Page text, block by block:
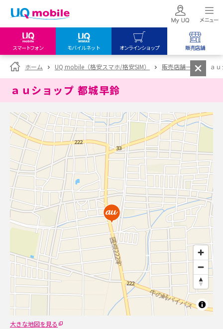
スマートフォン モバイルネット オンラインショップ 販売店舗
my UQ WiMAX
UQ WiMAX ご契約の方
My UQ mobile
UQ mobile
データチャージサイト
UQ mobile
オンラインショップ
UQ WiMAX
UQ mobile
販売店舗
UQ WiMAX
ホーム UQ mobile（格安スマホ/格安SIM） 販売店舗一覧 ａ
ａｕショップ 都城早鈴
大きな地図を見る